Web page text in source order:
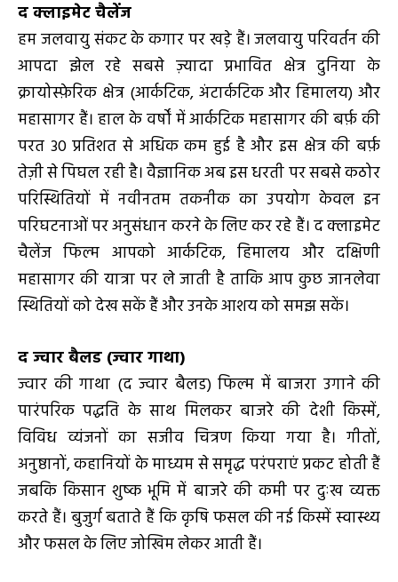
द क्‍लाइमेट चैलेंज
हम जलवायु संकट के कगार पर खड़े हैं। जलवायु परिवर्तन की
आपदा झेल रहे सबसे ज़्यादा प्रभावित क्षेत्र दुनिया के
क्रायोस्फ़ेरिक क्षेत्र (आर्कटिक, अंटार्कटिक और हिमालय) और
महासागर हैं। हाल के वर्षों में आर्कटिक महासागर की बर्फ़ की
परत 30 प्रतिशत से अधिक कम हुई है और इस क्षेत्र की बर्फ़
तेज़ी से पिघल रही है। वैज्ञानिक अब इस धरती पर सबसे कठोर
परिस्थितियों में नवीनतम तकनीक का उपयोग केवल इन
परिघटनाओं पर अनुसंधान करने के लिए कर रहे हैं। द क्‍लाइमेट
चैलेंज फिल्‍म आपको आर्कटिक, हिमालय और दक्षिणी
महासागर की यात्रा पर ले जाती है ताकि आप कुछ जानलेवा
स्थितियों को देख सकें हैं और उनके आशय को समझ सकें।
द ज्वार बैलड (ज्वार गाथा)
ज्वार की गाथा (द ज्वार बैलड) फिल्‍म में बाजरा उगाने की
पारंपरिक पद्धति के साथ मिलकर बाजरे की देशी किस्में,
विविध व्यंजनों का सजीव चित्रण किया गया है। गीतों,
अनुष्ठानों, कहानियों के माध्यम से समृद्ध परंपराएं प्रकट होती हैं
जबकि किसान शुष्क भूमि में बाजरे की कमी पर दुःख व्यक्त
करते हैं। बुजुर्ग बताते हैं कि कृषि फसल की नई किस्में स्वास्थ्य
और फसल के लिए जोखिम लेकर आती हैं।